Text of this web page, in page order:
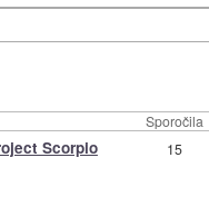
Sporočila
Scorpio 15